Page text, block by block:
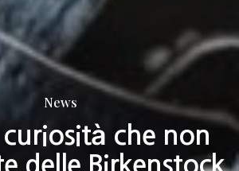
News
che non
delle Birkenstock